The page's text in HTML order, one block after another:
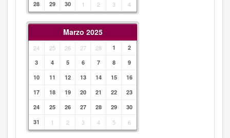
28
29 30 1 2 3 4
Marzo 2025
24 25 26 27 28 1
2
3
4 5 6 7 8
9
10
11 12 13 14 15
16
17
18 19 20 21 22
23
24
25 26 27 28 29
30
31
1 2 3 4 5 6